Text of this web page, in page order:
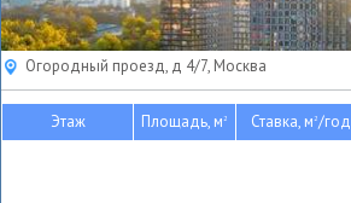
Огородный проезд, д 4/7, Москва
Этаж Площадь, м2 Ставка, м2/год